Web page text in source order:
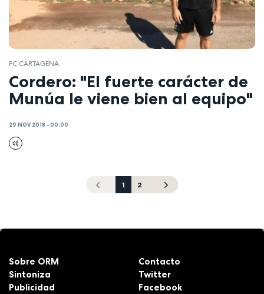
FC CARTAGENA
Cordero: "El fuerte carácter de
Munúa le viene bien al equipo"
29 NOV 2018 - 00:00
1 2
Sobre ORM
Sintoniza
Publicidad
Contacto
Twitter
Facebook